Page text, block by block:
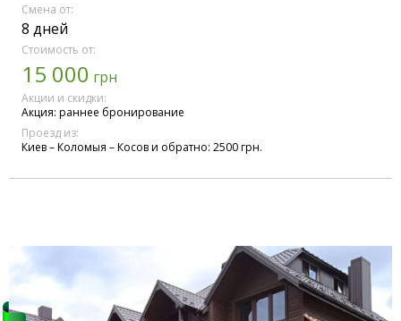
Смена от:
8 дней
Стоимость от:
15 000 грн
Акции и скидки:
Акция: раннее бронирование
Проезд из:
Киев – Коломыя – Косов и обратно: 2500 грн.